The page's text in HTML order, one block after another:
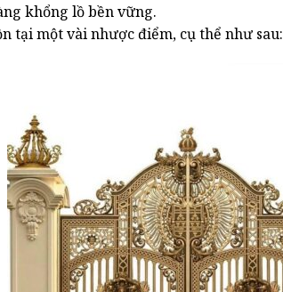
khổng lồ bền vững.
tại một vài nhược điểm, cụ thể như sau: